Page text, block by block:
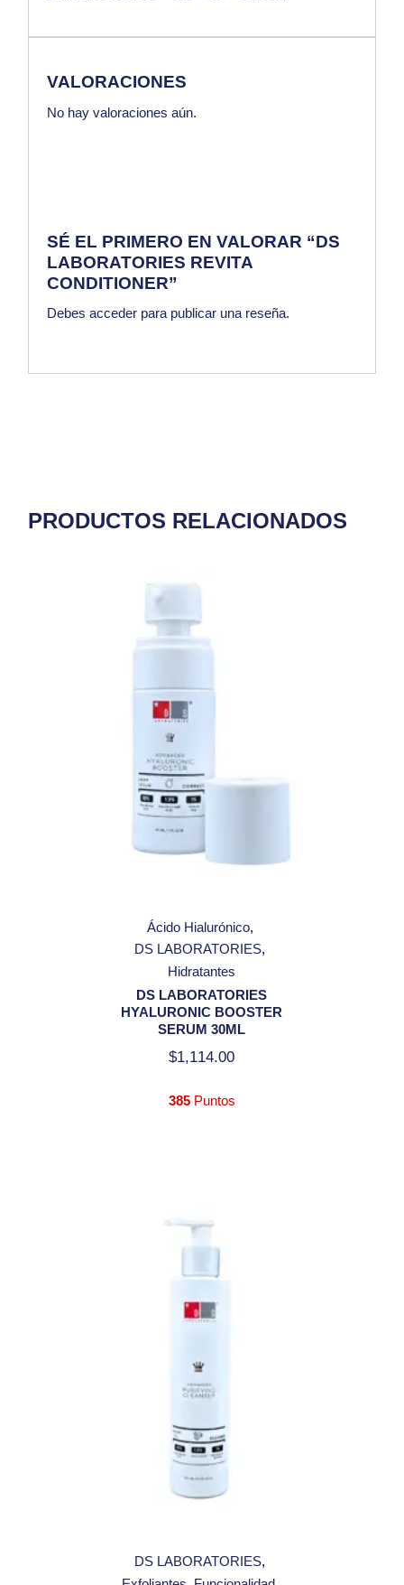
VALORACIONES
No hay valoraciones aún.
SÉ EL PRIMERO EN VALORAR “DS
LABORATORIES REVITA
CONDITIONER”
Debesacceder para publicar una reseña.
PRODUCTOS RELACIONADOS
Ácido Hialurónico
DS LABORATORIES
Hidratantes
DS LABORATORIES
HYALURONIC BOOSTER
SERUM 30ML
$1,114.00
385Puntos
DS LABORATORIES